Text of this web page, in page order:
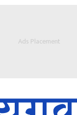
Ads Placement